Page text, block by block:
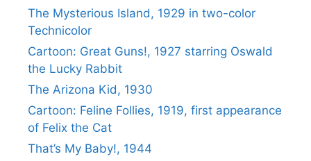
The Mysterious Island, 1929 in two-color
Technicolor
Cartoon: Great Guns!, 1927 starring Oswald
the Lucky Rabbit
The Arizona Kid, 1930
Cartoon: Feline Follies, 1919, first appearance
of Felix the Cat
That’s My Baby!, 1944